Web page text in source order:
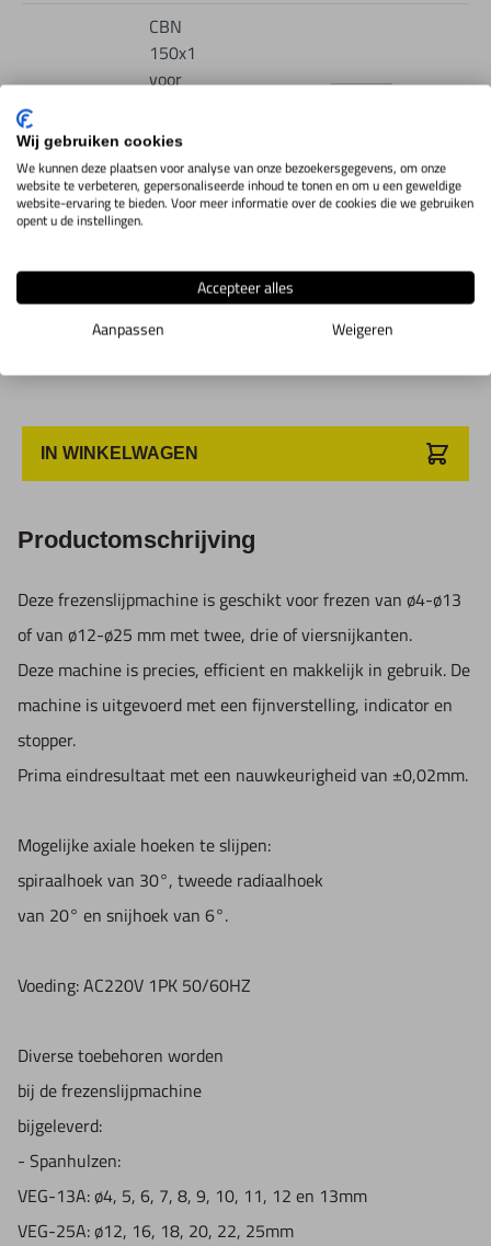
9S01.1.65
CBN
150x1
voor
25mm,
25BS
150x1
25mm
Toon info
IN WINKELWAGEN
Productomschrijving
Deze frezenslijpmachine is geschikt voor frezen van ø4-ø13
of van ø12-ø25 mm met twee, drie of viersnijkanten.
Deze machine is precies, efficient en makkelijk in gebruik. De
machine is uitgevoerd met een fijnverstelling, indicator en
stopper.
Prima eindresultaat met een nauwkeurigheid van ±0,02mm.
Mogelijke axiale hoeken te slijpen:
spiraalhoek van 30°, tweede radiaalhoek
van 20° en snijhoek van 6°.
Voeding: AC220V 1PK 50/60HZ
Diverse toebehoren worden
bij de frezenslijpmachine
bijgeleverd:
- Spanhulzen:
VEG-13A: ø4, 5, 6, 7, 8, 9, 10, 11, 12 en 13mm
VEG-25A: ø12, 16, 18, 20, 22, 25mm
Wij gebruiken cookies
We kunnen deze plaatsen voor analyse van onze bezoekersgegevens, om onze
website te verbeteren, gepersonaliseerde inhoud te tonen en om u een geweldige
website-ervaring te bieden. Voor meer informatie over de cookies die we gebruiken
opent u de instellingen.
Accepteer alles
Aanpassen
Weigeren